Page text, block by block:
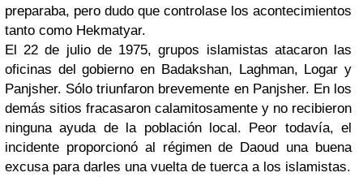
preparaba, pero dudo que controlase los acontecimientos
tanto como Hekmatyar.
El 22 de julio de 1975, grupos islamistas atacaron las
oficinas del gobierno en Badakshan, Laghman, Logar y
Panjsher. Sólo triunfaron brevemente en Panjsher. En los
demás sitios fracasaron calamitosamente y no recibieron
ninguna ayuda de la población local. Peor todavía, el
incidente proporcionó al régimen de Daoud una buena
excusa para darles una vuelta de tuerca a los islamistas.